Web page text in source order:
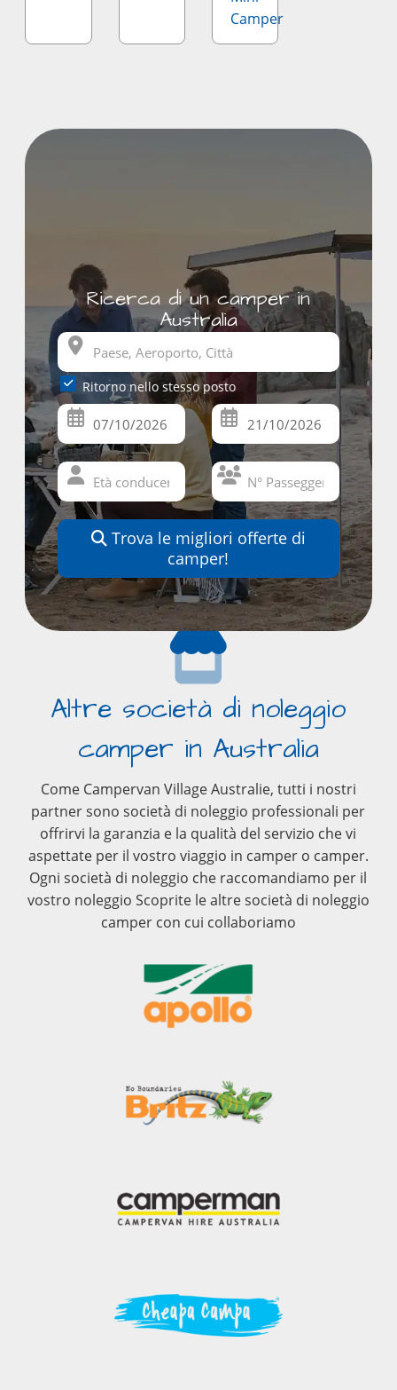
Ricerca di un camper in
Australia
Ritorno nello stesso posto
Trova le migliori offerte di
camper!
Altre società di noleggio
camper in Australia
Come Campervan Village Australie, tutti i nostri
partner sono società di noleggio professionali per
offrirvi la garanzia e la qualità del servizio che vi
aspettate per il vostro viaggio in camper o camper.
Ogni società di noleggio che raccomandiamo per il
vostro noleggio Scoprite le altre società di noleggio
camper con cui collaboriamo